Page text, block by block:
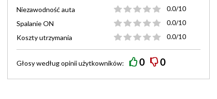
Niezawodność auta
0.0/10
Spalanie ON
0.0/10
Koszty utrzymania
0.0/10
Głosy wedługopiniiużytkowników: 0 0